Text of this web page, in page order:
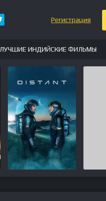
Регистрация
ЛУЧШИЕ ИНДИЙСКИЕ ФИЛЬМЫ